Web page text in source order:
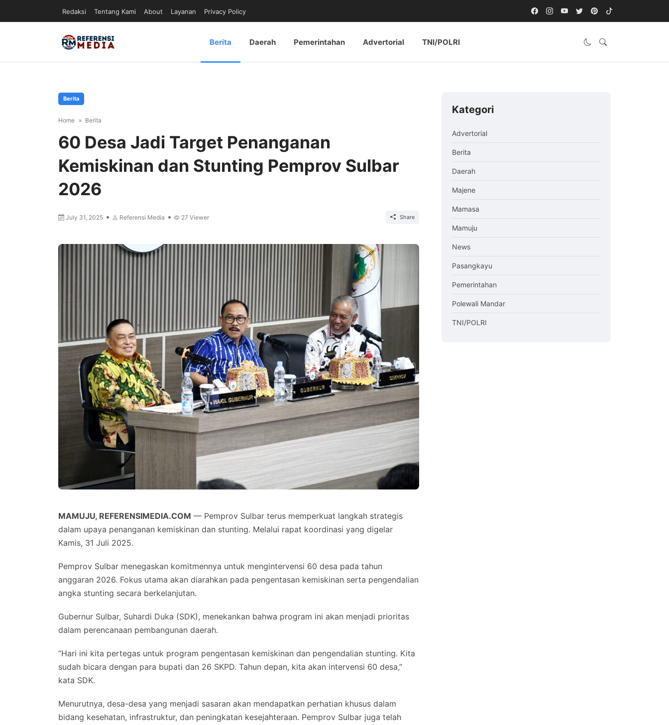
Redaksi Tentang Kami About Layanan Privacy Policy
Berita Daerah Pemerintahan Advertorial TNI/POLRI
Berita
Home Berita
60 Desa Jadi Target Penanganan
Kemiskinan dan Stunting Pemprov Sulbar
2026
July 31, 2025 Referensi Media 27 Viewer Share
MAMUJU, REFERENSIMEDIA.COM — Pemprov Sulbar terus memperkuat langkah strategis
dalam upaya penanganan kemiskinan dan stunting. Melalui rapat koordinasi yang digelar
Kamis, 31 Juli 2025.
Pemprov Sulbar menegaskan komitmennya untuk mengintervensi 60 desa pada tahun
anggaran 2026. Fokus utama akan diarahkan pada pengentasan kemiskinan serta pengendalian
angka stunting secara berkelanjutan.
Gubernur Sulbar, Suhardi Duka (SDK), menekankan bahwa program ini akan menjadi prioritas
dalam perencanaan pembangunan daerah.
“Hari ini kita pertegas untuk program pengentasan kemiskinan dan pengendalian stunting. Kita
sudah bicara dengan para bupati dan 26 SKPD. Tahun depan, kita akan intervensi 60 desa,”
kata SDK.
Menurutnya, desa-desa yang menjadi sasaran akan mendapatkan perhatian khusus dalam
bidang kesehatan, infrastruktur, dan peningkatan kesejahteraan. Pemprov Sulbar juga telah
Kategori
Advertorial
Berita
Daerah
Majene
Mamasa
Mamuju
News
Pasangkayu
Pemerintahan
Polewali Mandar
TNI/POLRI